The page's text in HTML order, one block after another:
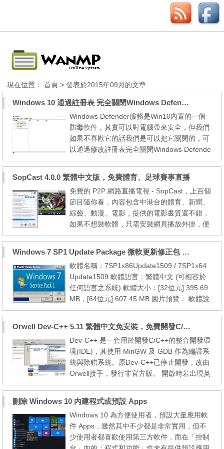
現在位置：首頁 > 發表於2015年09月的文章
Windows 10 通過註冊表 完全關閉Windows Defender服務
Windows Defender服務是Win10內置的一個
防毒軟件，其實可以對電腦帶來安全，但我們
如果不喜歡它的話我們是可以把它關閉的，可
以通過修改註冊表完全關閉Windows Defende
r服務。Windows Defender服務在服務中預設
無法關閉的，它是系統自帶的並且Win10設置
它為必須服務了所以無法關閉，Win10專業版
可以使用組策略來關閉，而Win10家庭版本是
沒有組策略功能，無法直接關閉Windows Def
ender，但是我們還可以通過...
SopCast 4.0.0 繁體中文版，免費體育、足球賽事直播
免費的 P2P 網路直播電視 - SopCast，上百個
節目隨你看，內容包含中港台的體育、新聞、
綜藝、動漫、電影，提供的電影畫質還不錯，
如果不想裝軟體，只需安裝網頁播放外掛，便
可以使用 SopCast 的網頁版來看電視，不過
只支援 IE 瀏覽器，另外，還可以把自己的 W
MV、ASF、MP3、RM、RMVB 透過這套軟體
分享出去。 SopCast 是一個簡單易用的軟
件，使用他可以在互聯網上免費播出音頻、視
頻節目，也可以通過互聯網...
Windows 7 SP1 Update Package 微軟更新修正包 (2015.09月份)
軟體名稱：7SP1x86Update1509 / 7SP1x64
Update1509 軟體語言：繁體中文 (可相容於
任何語言之系統) 軟體大小：[32位元] 395.69
MB，[64位元] 607.45 MB 圖片預覽： 軟體說
明： 本更新包包含自 7 SP1 [32位元] 以後至2
015年09月份的所有微軟官方更新檔 本更新包
包含自 7 SP1 [64位元] 以後至2015年09月份
的所有微軟官方更新檔 系統需求： 1. Windo
ws 7 SP1 (x86/x64) 2. Windows Internet Exp
lorer 8 (內建於...
Orwell Dev-C++ 5.11 繁體中文免安裝，免費開發C/C++程式
Dev-C++ 是一套用於開發C/C++的整合開發環
境(IDE)，其使用 MinGW 及 GDB 作為編譯系
統與除錯系統。原Dev-C++已停止開發，改由
Orwell接手，發行非官方版。 開啟時若出現英
文介面，請由功能表「Tools」→「Environme
→「Chinese(TW)」來切換成中文語系。 從 2
005 年 2 月 22 日開始至今， Dev-C++ 的官
方網站一直沒有再發出新消息或是釋放新版
本，說明Dev－C++的開發已...
刪除 Windows 10 內建程式或預設 Apps
Windows 10 為方便使用者，預設大量應用軟
件 Apps，雖然其中不少都是非常實用，但不
少使用者都喜歡使用第三方軟件，而在「控制